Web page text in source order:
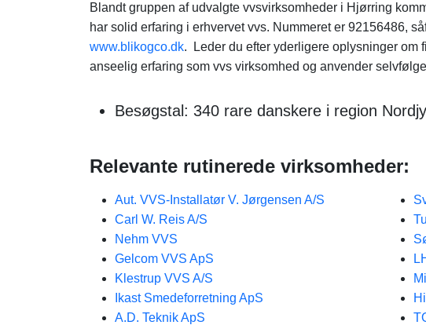
Blandt gruppen af udvalgte vvsvirksomheder i Hjørring
har solid erfaring i erhvervet vvs. Nummeret er 92156486,
www.blikogco.dk. Leder du efter yderligere oplysninger om
anseelig erfaring som vvs virksomhed og anvender
Besøgstal: 340 rare danskere i region
Relevante rutinerede virksomheder:
Aut. VVS-Installatør V. Jørgensen A/S
Carl W. Reis A/S
Nehm VVS
Gelcom VVS ApS
Klestrup VVS A/S
Ikast Smedeforretning ApS
A.D. Teknik ApS